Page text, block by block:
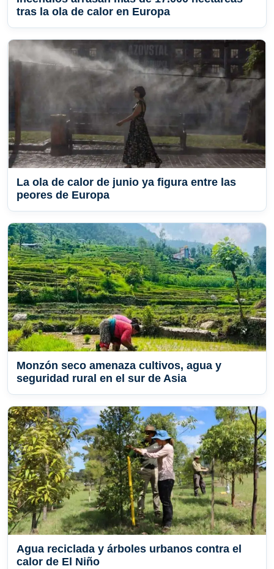
tras la ola de calor en Europa
La ola de calor de junio ya figura entre las
peores de Europa
Monzón seco amenaza cultivos, agua y
seguridad rural en el sur de Asia
Agua reciclada y árboles urbanos contra el
calor de El Niño